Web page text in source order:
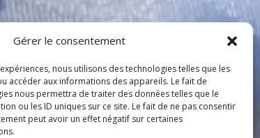
Gérer le consentement
nous utilisons des technologies telles que les
accéder aux informations des appareils. Le fait de
nous permettra de traiter des données telles que le
ou les ID uniques sur ce site. Le fait de ne pas consentir
peut avoir un effet négatif sur certaines